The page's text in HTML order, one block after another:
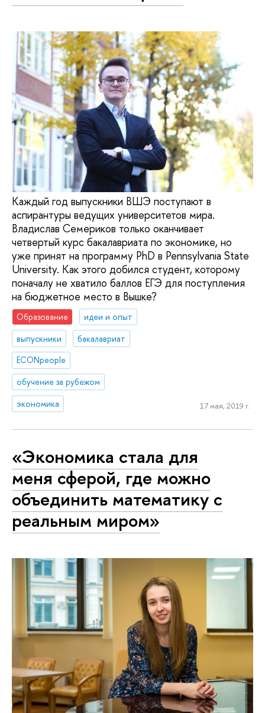
Каждый год выпускники ВШЭ поступают в
аспирантуры ведущих университетов мира.
Владислав Семериков только оканчивает
четвертый курс бакалавриата по экономике, но
уже принят на программу PhD в Pennsylvania State
University. Как этого добился студент, которому
поначалу не хватило баллов ЕГЭ для поступления
на бюджетное место в Вышке?
Образование
идеи и опыт
выпускники
бакалавриат
ECONpeople
обучение за рубежом
экономика
17 мая, 2019 г.
«Экономика стала для
меня сферой, где можно
объединить математику с
реальным миром»